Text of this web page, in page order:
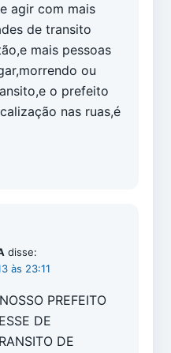
agir com mais
de transito
mais pessoas
ou
o prefeito
nas ruas,é
disse:
às 23:11
PREFEITO
DE
DE